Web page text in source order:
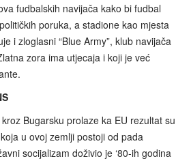
fudbalskih navijača kako bi fudbal
poruka, a stadione kao mjesta
i zloglasni “Blue Army”, klub navijača
zora ima utjecaja i koji je već
Bugarsku prolaze ka EU rezultat su
u ovoj zemlji postoji od pada
socijalizam doživio je ‘80-ih godina